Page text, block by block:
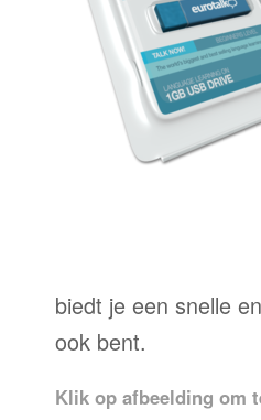
biedt je een snelle
ook bent.
Klik op afbeelding om